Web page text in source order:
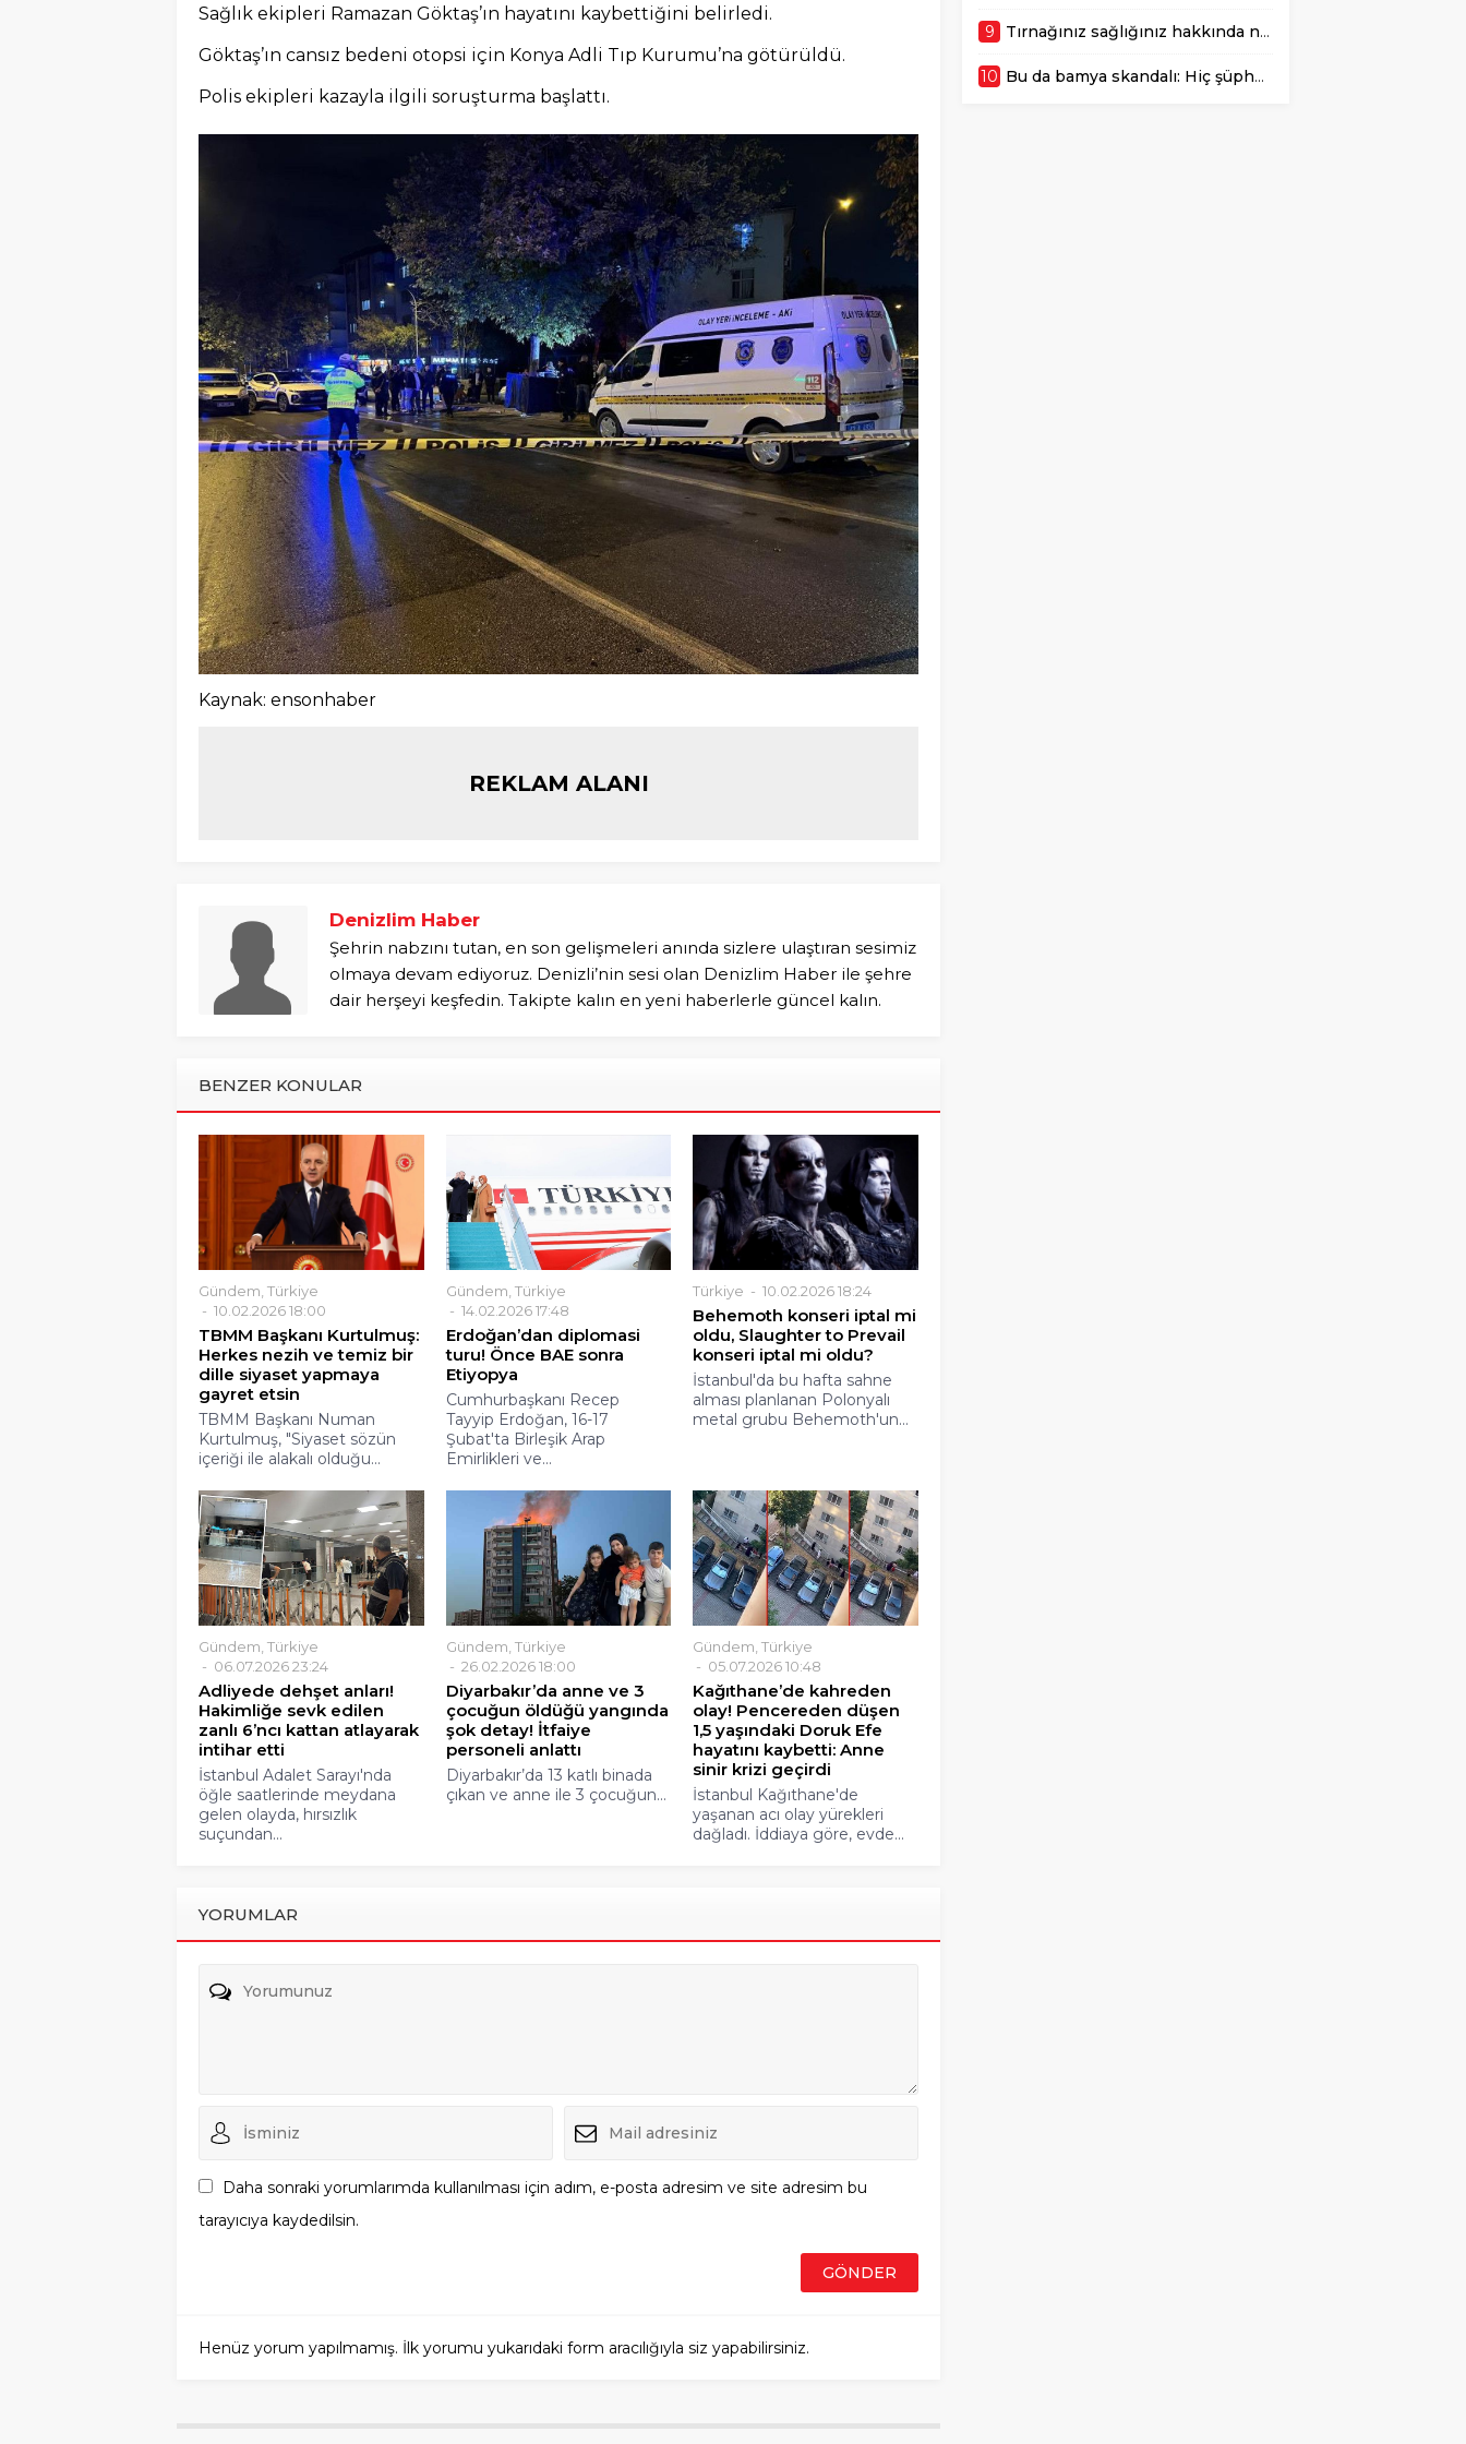
Sağlık ekipleri Ramazan Göktaş’ın hayatını kaybettiğini belirledi.
Göktaş’ın cansız bedeni otopsi için Konya Adli Tıp Kurumu’na götürüldü.
Polis ekipleri kazayla ilgili soruşturma başlattı.
Kaynak: ensonhaber
REKLAM ALANI
Denizlim Haber
Şehrin nabzını tutan, en son gelişmeleri anında sizlere ulaştıran sesimiz
olmaya devam ediyoruz. Denizli’nin sesi olan Denizlim Haber ile şehre
dair herşeyi keşfedin. Takipte kalın en yeni haberlerle güncel kalın.
BENZER KONULAR
Gündem Türkiye
10.02.2026 18:00
TBMM Başkanı Kurtulmuş:
Herkes nezih ve temiz bir
dille siyaset yapmaya
gayret etsin
TBMM Başkanı Numan
Kurtulmuş, "Siyaset sözün
içeriği ile alakalı olduğu...
Gündem Türkiye
14.02.2026 17:48
Erdoğan’dan diplomasi
turu! Önce BAE sonra
Etiyopya
Cumhurbaşkanı Recep
Tayyip Erdoğan, 16-17
Şubat'ta Birleşik Arap
Emirlikleri ve...
Türkiye 10.02.2026 18:24
Behemoth konseri iptal mi
oldu, Slaughter to Prevail
konseri iptal mi oldu?
İstanbul'da bu hafta sahne
alması planlanan Polonyalı
metal grubu Behemoth'un...
Gündem Türkiye
06.07.2026 23:24
Adliyede dehşet anları!
Hakimliğe sevk edilen
zanlı 6’ncı kattan atlayarak
intihar etti
İstanbul Adalet Sarayı'nda
öğle saatlerinde meydana
gelen olayda, hırsızlık
suçundan...
Gündem Türkiye
26.02.2026 18:00
Diyarbakır’da anne ve 3
çocuğun öldüğü yangında
şok detay! İtfaiye
personeli anlattı
Diyarbakır’da 13 katlı binada
çıkan ve anne ile 3 çocuğun...
Gündem ,Türkiye
05.07.2026 10:48
Kağıthane’de kahreden
olay! Pencereden düşen
1,5 yaşındaki Doruk Efe
hayatını kaybetti: Anne
sinir krizi geçirdi
İstanbul Kağıthane'de
yaşanan acı olay yürekleri
dağladı. İddiaya göre, evde...
YORUMLAR
Daha sonraki yorumlarımda kullanılması için adım, e-posta adresim ve site adresim bu
tarayıcıya kaydedilsin.
Henüz yorum yapılmamış. İlk yorumu yukarıdaki form aracılığıyla siz yapabilirsiniz.
9 Tırnağınız sağlığınız hakkında ne söylüyor? Çizgilere ve renk değişimlerine dikkat!
10 Bu da bamya skandalı: Hiç şüphelenmedik